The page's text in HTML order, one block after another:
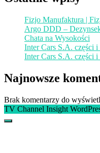
Fizjo Manufaktura |
Argo DDD –
Chata na Wysokości
Inter Cars S.A. części
Inter Cars S.A. części
Najnowsze
Brak komentarzy do
TV Channel Insight